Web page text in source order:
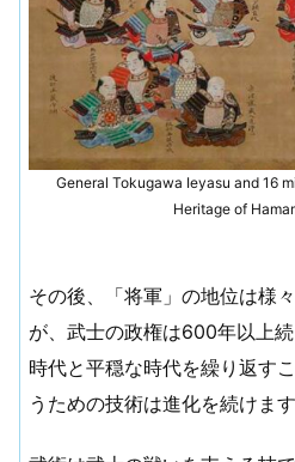
General Tokugawa Ieyasu and 16
Heritage of
その後、「将軍」の地位は様
が、武士の政権は600年以上
時代と平穏な時代を繰り返す
うための技術は進化を続けます